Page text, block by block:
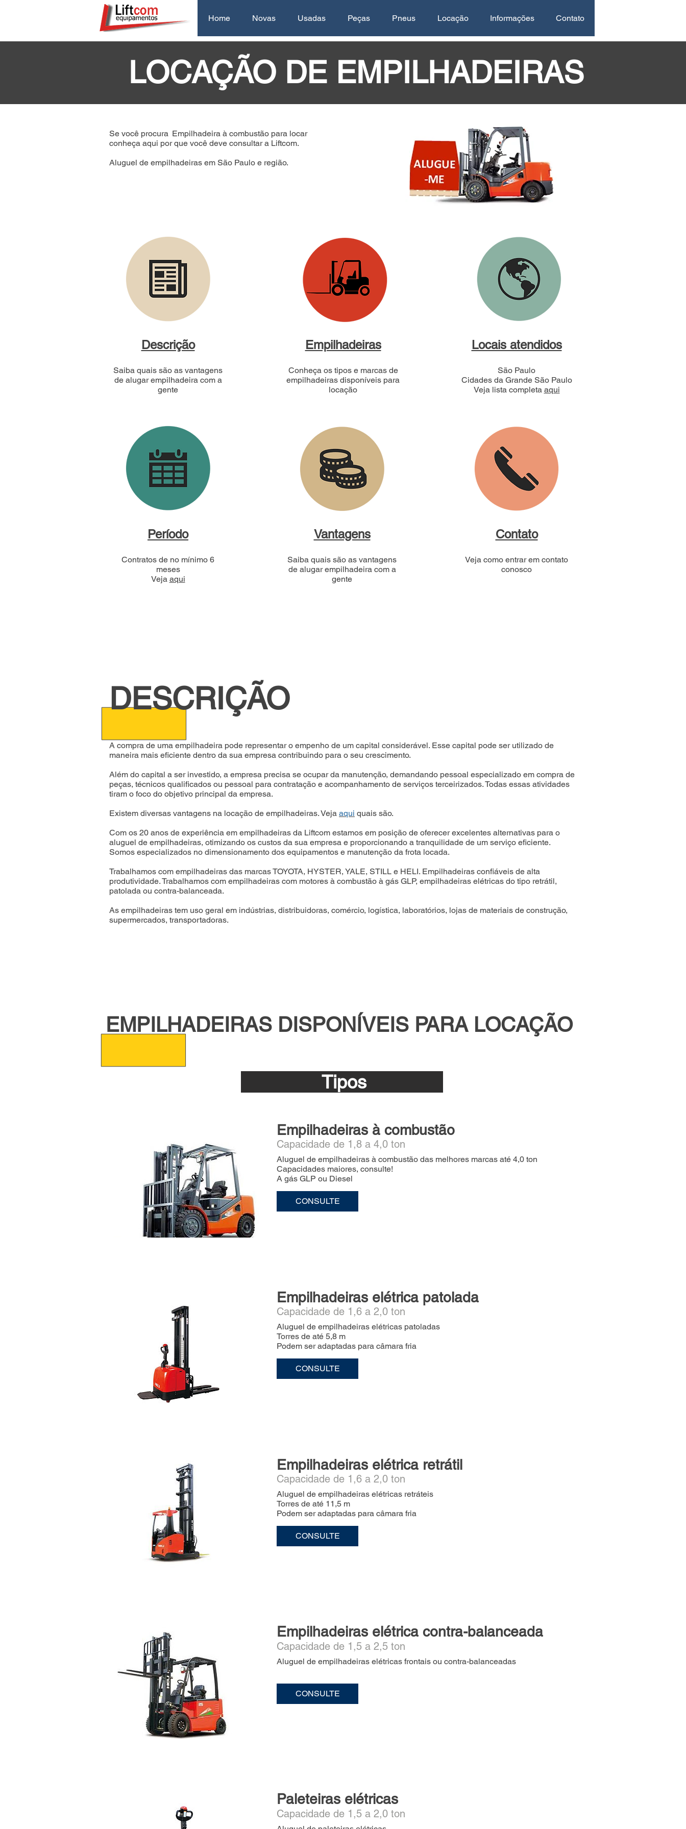
Home Novas Usadas Peças Pneus Locação Informações Contato
LOCAÇÃO DE EMPILHADEIRAS
Se você procura
conheça aqui por que você deve consultar a Liftcom.
Aluguel de empilhadeiras em São Paulo e região.
Empilhadeira à combustão para locar
Descrição
Saiba quais são as vantagens
de alugar empilhadeira com a
gente
Empilhadeiras
Conheça os tipos e marcas de
empilhadeiras disponíveis para
locação
Locais atendidos
São Paulo
Cidades da Grande São Paulo
Veja lista completa aqui
Período
Contratos de no mínimo 6
meses
Veja aqui
Vantagens
Saiba quais são as vantagens
de alugar empilhadeira com a
gente
Contato
Veja como entrar em contato
conosco
DESCRIÇÃO
A compra de uma empilhadeira pode representar o empenho de um capital considerável. Esse capital pode ser utilizado de
maneira mais eficiente dentro da sua empresa contribuindo para o seu crescimento.
Além do capital a ser investido, a empresa precisa se ocupar da manutenção, demandando pessoal especializado em compra de
peças, técnicos qualificados ou pessoal para contratação e acompanhamento de serviços terceirizados. Todas essas atividades
tiram o foco do objetivo principal da empresa.
Existem diversas vantagens na locação de empilhadeiras. Veja aqui quais são.
Com os 20 anos de experiência em empilhadeiras da Liftcom estamos em posição de oferecer excelentes alternativas para o
aluguel de empilhadeiras, otimizando os custos da sua empresa e proporcionando a tranquilidade de um serviço eficiente.
Somos especializados no dimensionamento dos equipamentos e manutenção da frota locada.
Trabalhamos com empilhadeiras das marcas TOYOTA, HYSTER, YALE, STILL e HELI. Empilhadeiras confiáveis de alta
produtividade.Trabalhamos com empilhadeiras com motores à combustão à gás GLP, empilhadeiras elétricas do tipo retrátil,
patolada ou contra-balanceada.
As empilhadeiras tem uso geral em indústrias, distribuidoras, comércio, logística, laboratórios, lojas de materiais de construção,
supermercados, transportadoras.
EMPILHADEIRAS DISPONÍVEIS PARA LOCAÇÃO
Tipos
Empilhadeiras à combustão
Capacidade de 1,8 a 4,0 ton
Aluguel de empilhadeiras à combustão das melhores marcas até 4,0 ton
Capacidades maiores, consulte!
A gás GLP ou Diesel
CONSULTE
Empilhadeiras elétrica patolada
Capacidade de 1,6 a 2,0 ton
Aluguel de empilhadeiras elétricas patoladas
Torres de até 5,8 m
Podem ser adaptadas para câmara fria
CONSULTE
Empilhadeiras elétrica retrátil
Capacidade de 1,6 a 2,0 ton
Aluguel de empilhadeiras elétricas retráteis
Torres de até 11,5 m
Podem ser adaptadas para câmara fria
CONSULTE
Empilhadeiras elétrica contra-balanceada
Capacidade de 1,5 a 2,5 ton
Aluguel de empilhadeiras elétricas frontais ou contra-balanceadas
CONSULTE
Paleteiras elétricas
Capacidade de 1,5 a 2,0 ton